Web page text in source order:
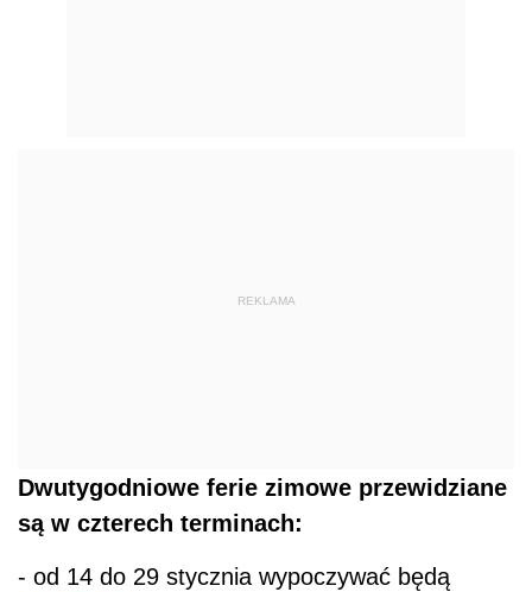
REKLAMA
Dwutygodniowe ferie zimowe przewidziane
są w czterech terminach:
- od 14 do 29 stycznia wypoczywać będą